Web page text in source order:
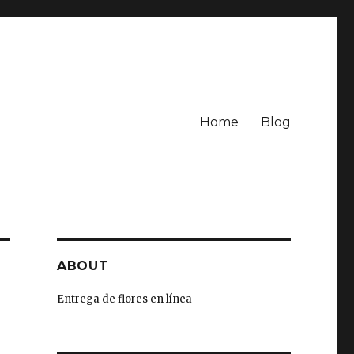
Home Blog
ABOUT
Entrega de flores en línea